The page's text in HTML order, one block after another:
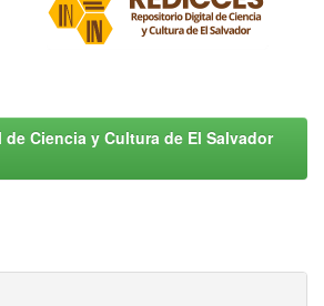
Ciencia y Cultura de El Salvador